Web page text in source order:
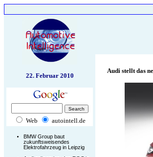
22. Februar 2010
Web autointell.de
BMW Group baut
zukunftsweisendes
Elektrofahrzeug in Leipzig
Audi stellt das